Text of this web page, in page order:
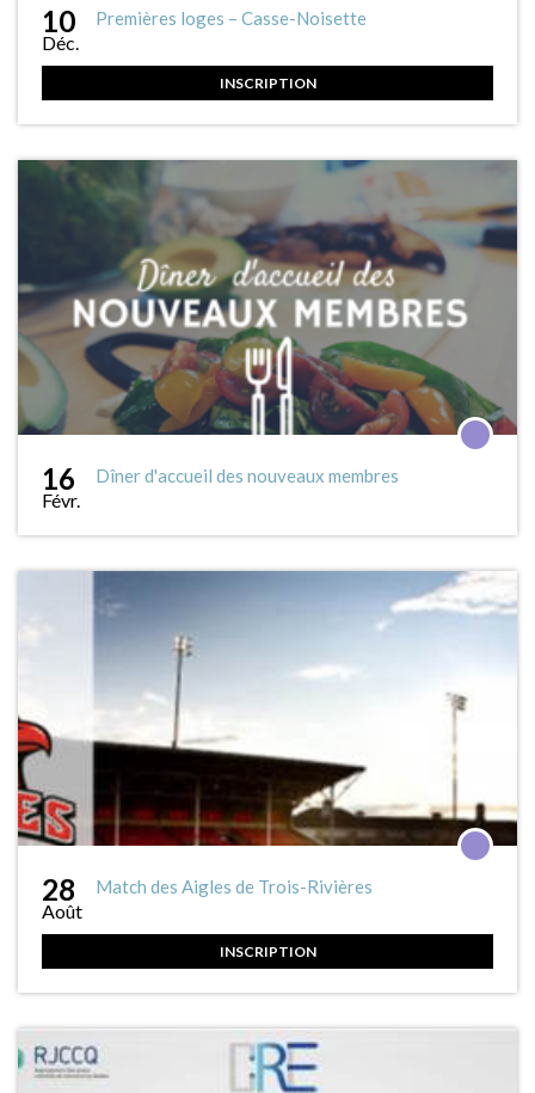
10
Déc.
Premières loges – Casse-Noisette
INSCRIPTION
16
Févr.
Dîner d'accueil des nouveaux membres
28
Août
Match des Aigles de Trois-Rivières
INSCRIPTION